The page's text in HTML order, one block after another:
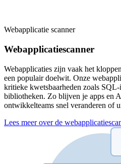
Webapplicatie scanner
Webapplicatiescanner
Webapplicaties zijn vaak het
een populair doelwit. Onze
kritieke kwetsbaarheden zoals
bibliotheken. Zo blijven je apps en
ontwikkelteams snel veranderen of
Lees meer over de